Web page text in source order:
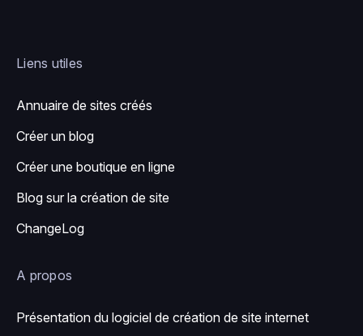
Liens utiles
Annuaire de sites créés
Créer un blog
Créer une boutique en ligne
Blog sur la création de site
ChangeLog
A propos
Présentation du logiciel de création de site internet